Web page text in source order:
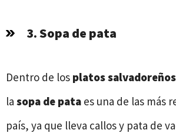
3. Sopa de pata
Dentro de los platos salvadoreños
la sopa de pata es una de las más
país, ya que lleva callos y pata de